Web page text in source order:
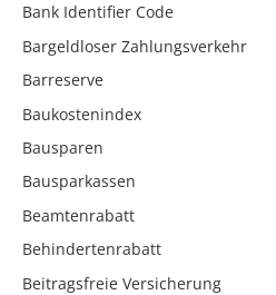
Bank Identifier Code
Bargeldloser Zahlungsverkehr
Barreserve
Baukostenindex
Bausparen
Bausparkassen
Beamtenrabatt
Behindertenrabatt
Beitragsfreie Versicherung